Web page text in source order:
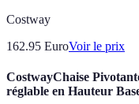
Costway
162.95 EuroVoir le prix
CostwayChaise
réglable en Hauteur